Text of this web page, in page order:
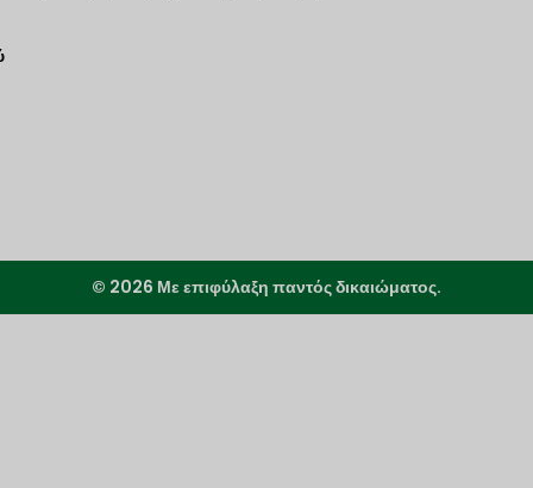
© 2026 Με επιφύλαξη παντός δικαιώματος.